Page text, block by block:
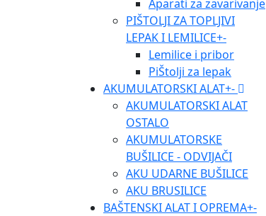
Aparati za zavarivanje
PIŠTOLJI ZA TOPLJIVI
LEPAK I LEMILICE+-
Lemilice i pribor
PiŠtolji za lepak
AKUMULATORSKI ALAT+-
AKUMULATORSKI ALAT
OSTALO
AKUMULATORSKE
BUŠILICE - ODVIJAČI
AKU UDARNE BUŠILICE
AKU BRUSILICE
BAŠTENSKI ALAT I OPREMA+-